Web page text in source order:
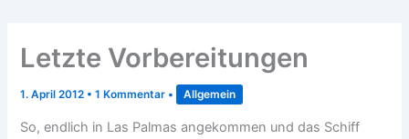
Letzte Vorbereitungen
1. April 2012 •1 Kommentar • Allgemein
So, endlich in Las Palmas angekommen und das Schiff